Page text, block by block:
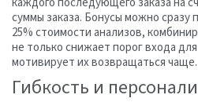
суммы заказа. Бонусы можно сразу
25% стоимости анализов,
не только снижает порог входа
мотивирует их возвращаться чаще.
Гибкость и